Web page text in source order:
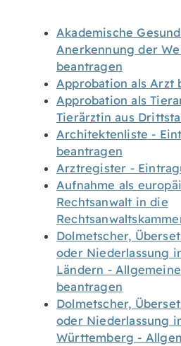
Akademische
Anerkennung der
beantragen
Approbation als Arzt
Approbation als
Tierärztin aus
Architektenliste -
beantragen
Arztregister -
Aufnahme als
Rechtsanwalt in die
Dolmetscher,
oder Niederlassung
Ländern -
beantragen
Dolmetscher,
oder Niederlassung
Württemberg -